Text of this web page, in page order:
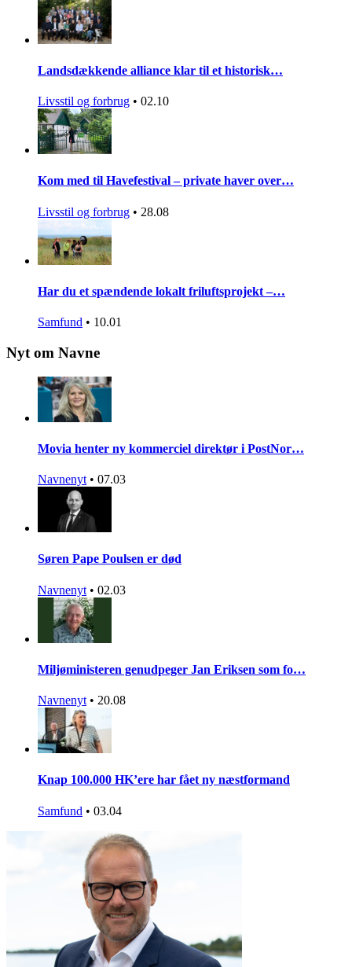
Landsdækkende alliance klar til et historisk…
Livsstil og forbrug • 02.10
Kom med til Havefestival – private haver over…
Livsstil og forbrug • 28.08
Har du et spændende lokalt friluftsprojekt –…
Samfund • 10.01
Nyt om Navne
Movia henter ny kommerciel direktør i PostNor…
Navnenyt • 07.03
Søren Pape Poulsen er død
Navnenyt • 02.03
Miljøministeren genudpeger Jan Eriksen som fo…
Navnenyt • 20.08
Knap 100.000 HK’ere har fået ny næstformand
Samfund • 03.04